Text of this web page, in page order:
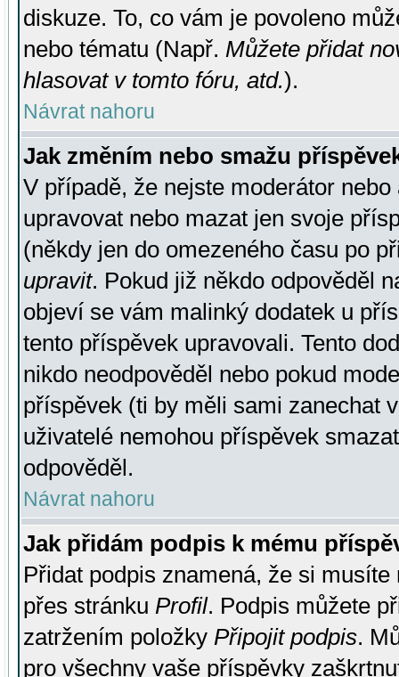
diskuze. To, co vám je povoleno
nebo tématu (Např. Můžete přidat
hlasovat v tomto fóru, atd.).
Návrat nahoru
Jak změním nebo smažu
V případě, že nejste moderátor
upravovat nebo mazat jen svoje
(někdy jen do omezeného času po
upravit. Pokud již někdo odpověděl
objeví se vám malinký dodatek u
tento příspěvek upravovali. Tento
nikdo neodpověděl nebo pokud
příspěvek (ti by měli sami zanechat
uživatelé nemohou příspěvek
odpověděl.
Návrat nahoru
Jak přidám podpis k mému
Přidat podpis znamená, že si
přes stránku Profil. Podpis můžete
zatržením položky Připojit podpis.
pro všechny vaše příspěvky